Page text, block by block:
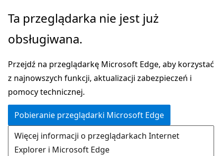
Przejdź
głównej
Ta przeglądarka nie jest już
obsługiwana.
Przejdź na przeglądarkę Microsoft Edge, aby korzystać
z najnowszych funkcji, aktualizacji zabezpieczeń i
pomocy technicznej.
Pobieranie przeglądarki Microsoft Edge
Więcej informacji o przeglądarkach Internet
Explorer i Microsoft Edge